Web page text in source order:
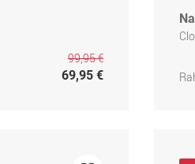
99,95 €
69,95 €